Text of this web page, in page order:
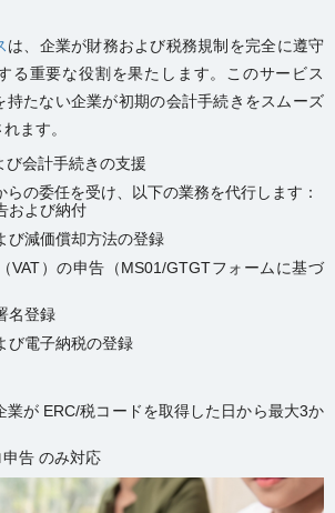
は、企業が財務および税務規制を完全に遵守
る重要な役割を果たします。このサービス
持たない企業が初期の会計手続きをスムーズ
ます。
び会計手続きの支援
らの委任を受け、以下の業務を代行します：
および納付
び減価償却方法の登録
VAT）の申告（MS01/GTGTフォームに基づ
名登録
び電子納税の登録
業が ERC/税コードを取得した日から最大3か
告 のみ対応